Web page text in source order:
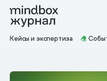
Кейсы и экспертиза